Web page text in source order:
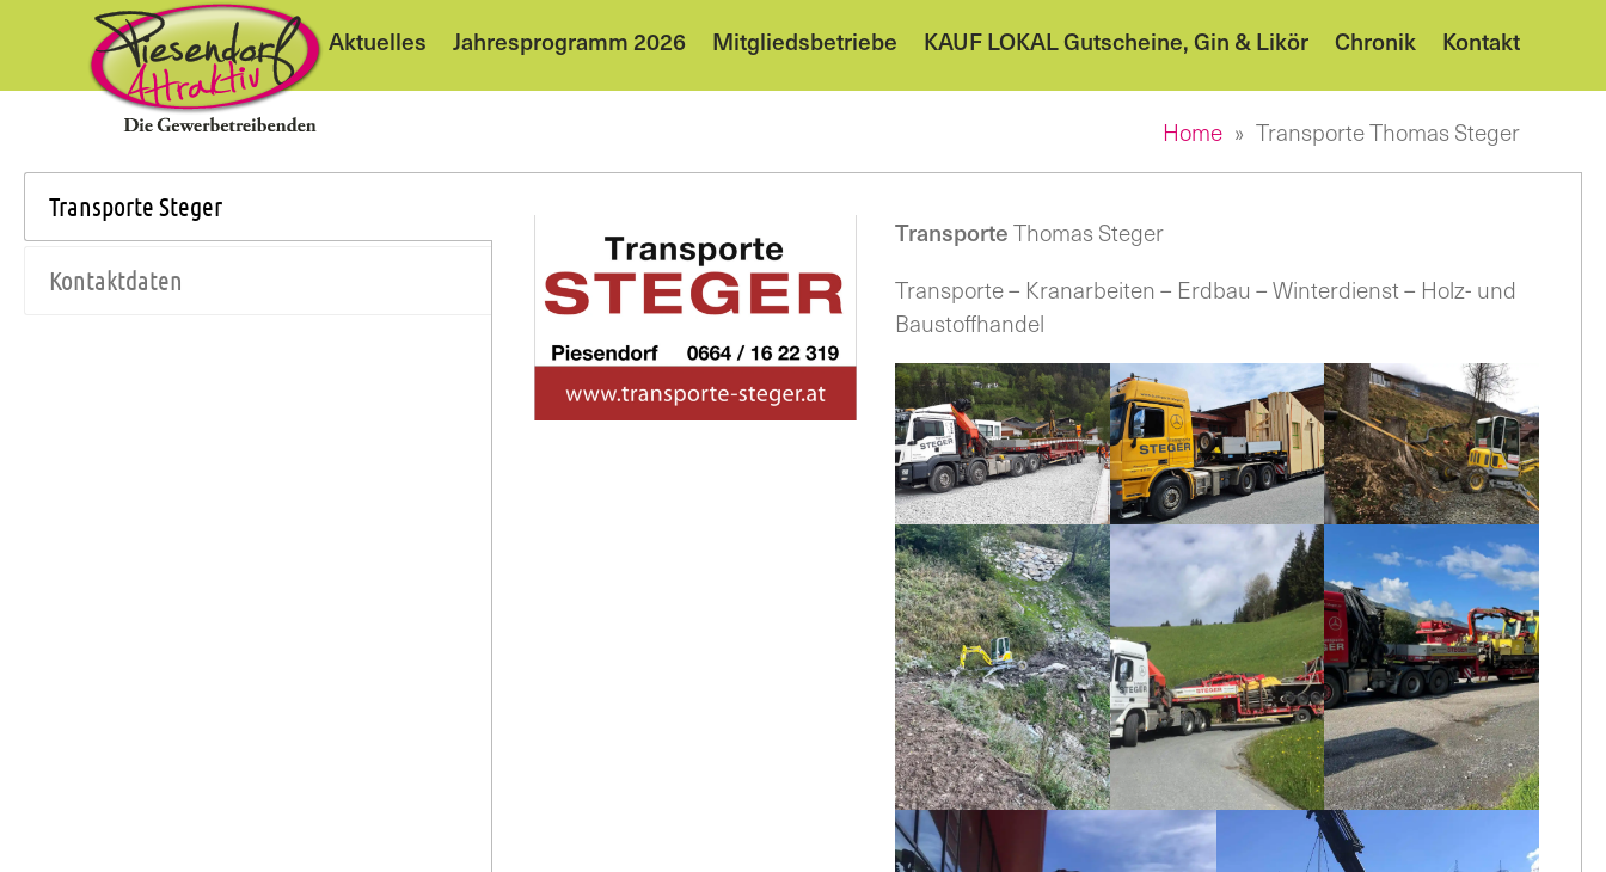
Vorstand Aktuelles Jahresprogramm 2026 Mitgliedsbetriebe KAUF LOKAL Gutscheine, Gin & Likör Chronik Kontakt
Home Transporte Thomas Steger
Transporte Steger
Kontaktdaten
TransporteThomas Steger
Transporte – Kranarbeiten – Erdbau – Winterdienst – Holz- und
Baustoffhandel